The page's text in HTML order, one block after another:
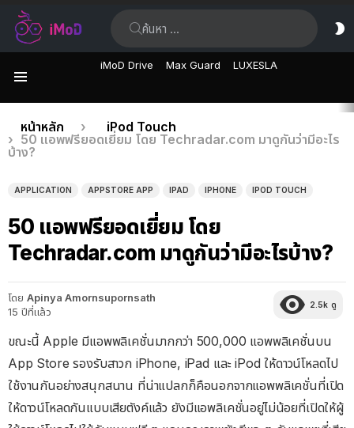
iMoD Drive Max Guard LUXESLA
เรื่อง
ล่าสุด
คุณอยู่ที่นี่:
หน้าหลัก
iPod Touch
50 แอพฟรียอดเยี่ยม โดย Techradar.com มาดูกันว่ามีอะไร
บ้าง?
APPLICATION APPSTORE APP IPAD IPHONE IPOD TOUCH
50 แอพฟรียอดเยี่ยม โดย
Techradar.com มาดูกันว่ามีอะไรบ้าง?
โดย Apinya Amornsupornsath
15 ปีที่แล้ว
2.5k ดู
ขณะนี้ Apple มีแอพพลิเคชั่นมากกว่า 500,000 แอพพลิเคชั่นบน
App Store รองรับสาวก iPhone, iPad และ iPod ให้ดาวน์โหลดไป
ใช้งานกันอย่างสนุกสนาน ที่น่าแปลกก็คือนอกจากแอพพลิเคชั่นที่เปิด
ให้ดาวน์โหลดกันแบบเสียตังค์แล้ว ยังมีแอพลิเคชั่นอยู่ไม่น้อยที่เปิดให้ผู้